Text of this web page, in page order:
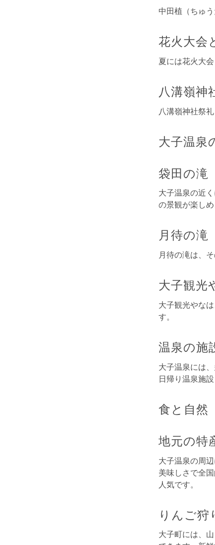
中田植（ちゅ
花火大会
夏には花火大
八溝嶺神
八溝嶺神社祭
大子温泉
袋田の滝
大子温泉の近
の景観が楽し
月待の滝
月待の滝は、
大子観光
大子観光やな
す。
温泉の施
大子温泉には
日帰り温泉施
食と自然
地元の特
大子温泉の周
美味しさで全
人気です。
りんご狩
大子町には、